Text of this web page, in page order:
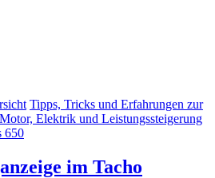
Tipps, Tricks und Erfahrungen zur
Motor, Elektrik und Leistungssteigerung
650
im Tacho